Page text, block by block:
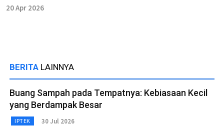
20 Apr 2026
BERITA LAINNYA
Buang Sampah pada Tempatnya: Kebiasaan Kecil
yang Berdampak Besar
IPTEK 30 Jul 2026